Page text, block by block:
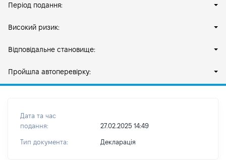
Період подання:
Високий ризик:
Відповідальне становище:
Пройшла автоперевірку:
Дата та час
подання:
27.02.2025 14:49
Тип документа: Декларація